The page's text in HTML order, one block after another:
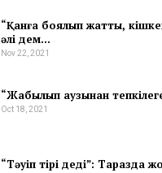
“Қанға боялып жатты,
әлі дем…
Nov 22, 2021
“Жабылып аузынан
Oct 18, 2021
“Тәуіп тірі деді”: Таразда